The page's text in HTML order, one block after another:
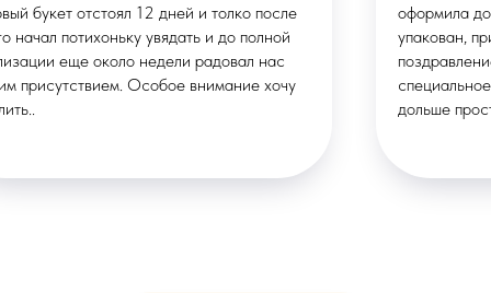
Первый букет отстоял 12 дней и толко после
этого начал потихоньку увядать и до полной
утилизации еще около недели радовал нас
своим присутствием. Особое внимание хочу